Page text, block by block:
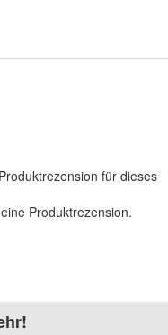
für dieses
Produktrezension.